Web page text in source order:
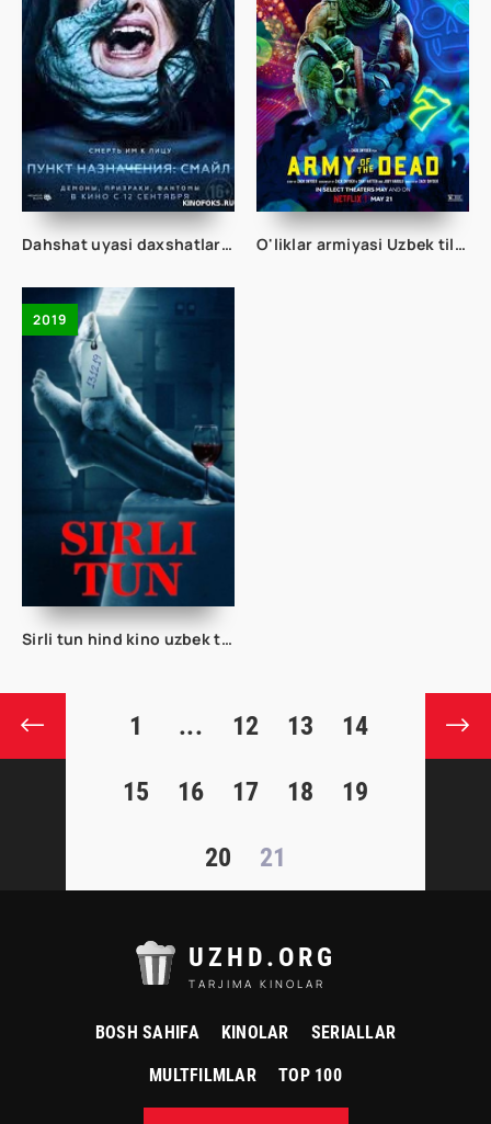
Dahshat uyasi daxshatlar xonasi Ujas kino Uzbek tilida 2023 O'zbekcha Tarjima Ujis kino skachat O'liklar armiyasi Uzbek tilida ujas kino Murdalar Qo'shini 2022 HD
2019
Sirli tun hind kino uzbek tilida
1 ... 12 13 14
15 16 17 18 19
20 21
UZHD.ORG
TARJIMA KINOLAR
BOSH SAHIFA KINOLAR SERIALLAR
MULTFILMLAR TOP 100